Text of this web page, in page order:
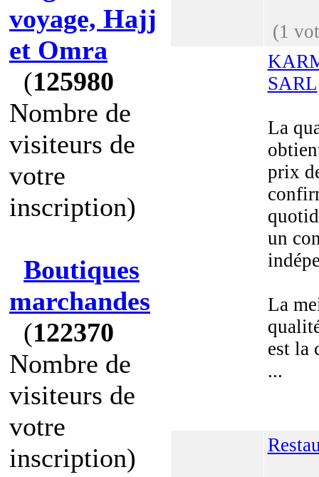
voyage, Hajj
et Omra
(125980
Nombre de
visiteurs de
votre
inscription)
Boutiques
marchandes
(122370
Nombre de
visiteurs de
votre
inscription)
(1
SARL
La
prix
un
La
est la
...